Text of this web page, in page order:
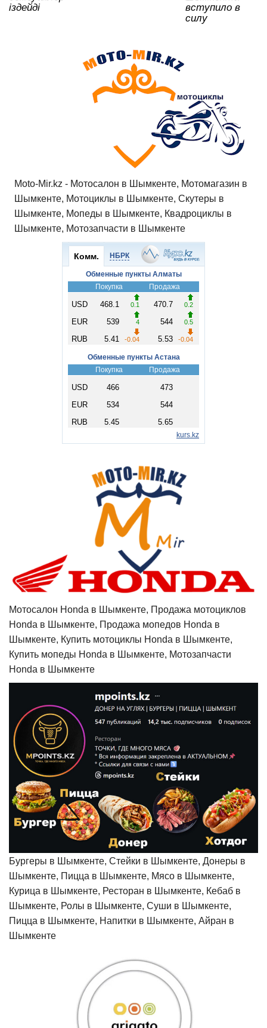
іздейді
вступило в
силу
Moto-Mir.kz - Мотосалон в Шымкенте, Мотомагазин в
Шымкенте, Мотоциклы в Шымкенте, Скутеры в
Шымкенте, Мопеды в Шымкенте, Квадроциклы в
Шымкенте, Мотозапчасти в Шымкенте
Мотосалон Honda в Шымкенте, Продажа мотоциклов
Honda в Шымкенте, Продажа мопедов Honda в
Шымкенте, Купить мотоциклы Honda в Шымкенте,
Купить мопеды Honda в Шымкенте, Мотозапчасти
Honda в Шымкенте
Бургеры в Шымкенте, Стейки в Шымкенте, Донеры в
Шымкенте, Пицца в Шымкенте, Мясо в Шымкенте,
Курица в Шымкенте, Ресторан в Шымкенте, Кебаб в
Шымкенте, Ролы в Шымкенте, Суши в Шымкенте,
Пицца в Шымкенте, Напитки в Шымкенте, Айран в
Шымкенте